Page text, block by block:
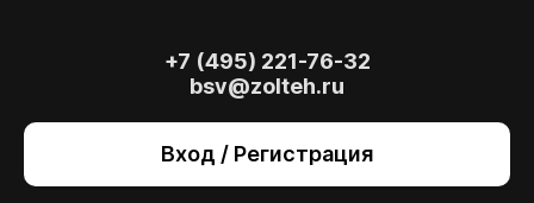
+7 (495) 221-76-32
bsv@zolteh.ru
Вход / Регистрация
также для анализа сайта и улучшения